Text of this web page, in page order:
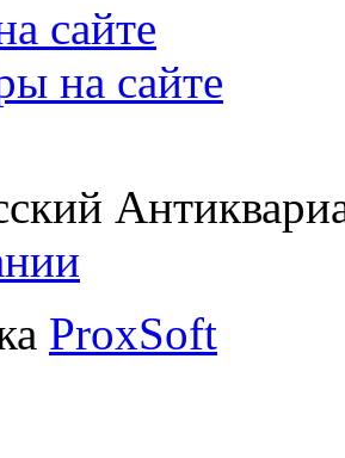
сайте
на сайте
ProxSoft